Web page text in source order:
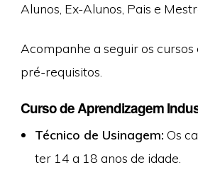
Alunos, Ex-Alunos, Pais e
Acompanhe a seguir os cursos
pré-requisitos.
Curso de Aprendizagem
Técnico de Usinagem: Os
ter 14 a 18 anos de idade.